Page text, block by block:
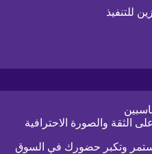
للتنفيذ
الثقة والصورة الاحترافية
وتكبر حضورك في السوق